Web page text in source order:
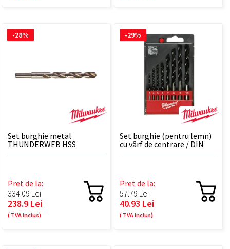
Set burghie metal
THUNDERWEB HSS
Ground, DIN 338 TW 12.0 x
Pret de la:
334.09 Lei
238.9 Lei
( TVA inclus)
-28%
Set burghie (pentru lemn)
cu vârf de centrare / DIN
7487 E / - 8 BUC
Pret de la:
57.79 Lei
40.93 Lei
( TVA inclus)
-29%